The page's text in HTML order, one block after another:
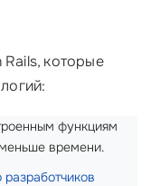
которые
функциям
времени.